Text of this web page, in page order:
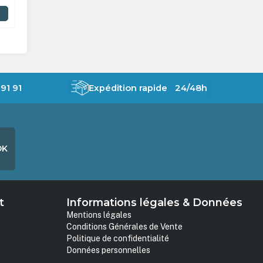
91 Expédition rapide 24/48h
Informations légales & Données
Mentions légales
Conditions Générales de Vente
Politique de confidentialité
Données personnelles